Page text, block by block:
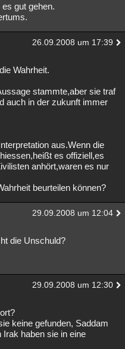
gut gehen.
26.09.2008 um 17:39
Wahrheit.
stammte,aber sie traf
auch in der zukunft immer
aus.Wenn die
es offiziell,es
anhört,waren es nur
beurteilen können?
29.09.2008 um 12:04
die Unschuld?
29.09.2008 um 12:30
keine gefunden, Saddam
Irak haben sie in eine